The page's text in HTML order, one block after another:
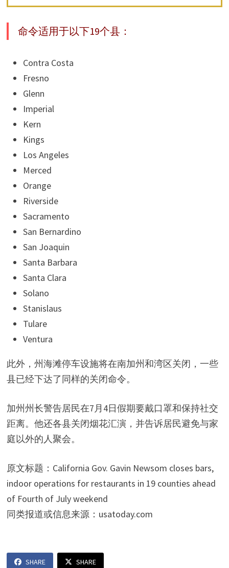
命令适用于以下19个县：
Contra Costa
Fresno
Glenn
Imperial
Kern
Kings
Los Angeles
Merced
Orange
Riverside
Sacramento
San Bernardino
San Joaquin
Santa Barbara
Santa Clara
Solano
Stanislaus
Tulare
Ventura
此外，州海滩停车设施将在南加州和湾区关闭，一些
县已经下达了同样的关闭命令。
加州州长警告居民在7月4日假期要戴口罩和保持社交
距离。他还各县关闭烟花汇演，并告诉居民避免与家
庭以外的人聚会。
原文标题：California Gov. Gavin Newsom closes bars,
indoor operations for restaurants in 19 counties ahead
of Fourth of July weekend
同类报道或信息来源：usatoday.com
SHARE SHARE